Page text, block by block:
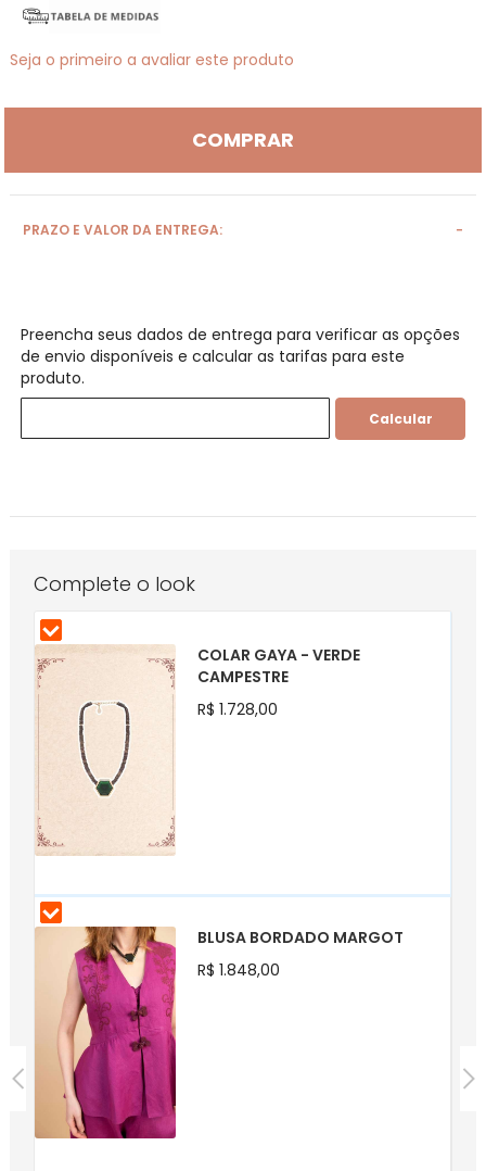
Seja o primeiro a avaliar este produto
COMPRAR
PRAZO E VALOR DA ENTREGA:
Preencha seus dados de entrega para verificar as opções
de envio disponíveis e calcular as tarifas para este
produto.
Calcular
Complete o look
COLAR GAYA - VERDE
CAMPESTRE
R$ 1.728,00
BLUSA BORDADO MARGOT
R$ 1.848,00